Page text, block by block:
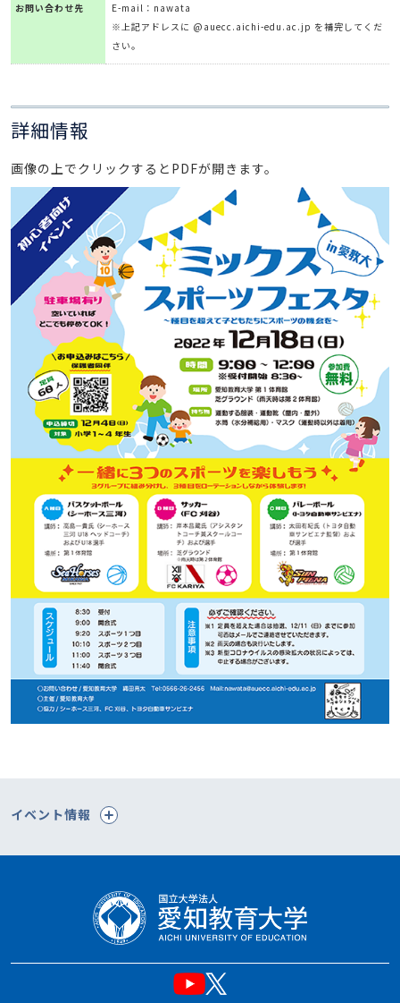
お問い合わせ先
E-mail：nawata
※上記アドレスに @auecc.aichi-edu.ac.jp を補完してくだ
さい。
詳細情報
画像の上でクリックするとPDFが開きます。
イベント情報